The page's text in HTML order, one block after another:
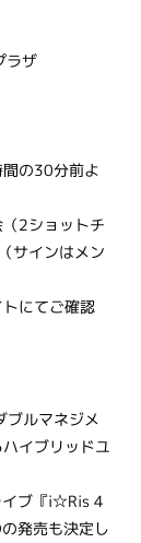
ラザ
間の30分前よ
2ショットチ
サインはメン
にてご確認
ブルマネジメ
イブリッドユ
イブ『i☆Ris 4
発売も決定し